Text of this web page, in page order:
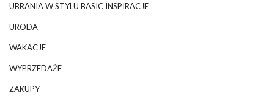
UBRANIA W STYLU BASIC INSPIRACJE
URODA
WAKACJE
WYPRZEDAŻE
ZAKUPY